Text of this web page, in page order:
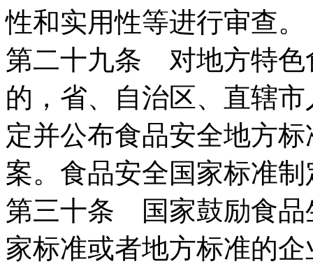
性和实用性等进行审查。
第二十九条 对地方特色
的，省、自治区、直辖
定并公布食品安全地方
案。食品安全国家标准
第三十条 国家鼓励食品
家标准或者地方标准的